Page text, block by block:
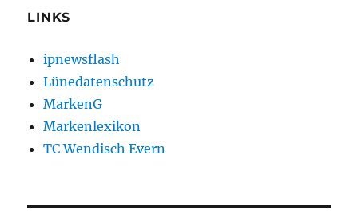
LINKS
ipnewsflash
Lünedatenschutz
MarkenG
Markenlexikon
TC Wendisch Evern